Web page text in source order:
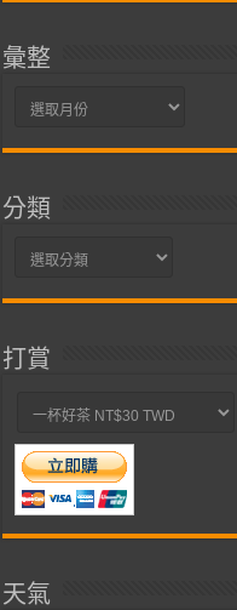
彙整
彙
分類
分
打賞
天氣